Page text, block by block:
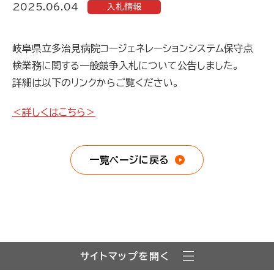
2025.06.04 入札情報
岐阜県立多治見病院コージェネレーションシステム保守点
検業務に関する一般競争入札について公告しました。
詳細は以下のリンクからご覧ください。
＜詳しくはこちら＞
一覧ページに戻る
サイトマップを開く